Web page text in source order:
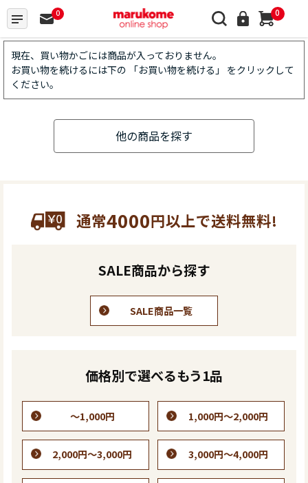
0 0
現在、買い物かごには商品が入っておりません。
お買い物を続けるには下の 「お買い物を続ける」 をクリックして
ください。
他の商品を探す
通常4000円以上で送料無料!
SALE商品から探す
SALE商品一覧
価格別で選べるもう1品
～1,000円 1,000円～2,000円
2,000円～3,000円 3,000円～4,000円